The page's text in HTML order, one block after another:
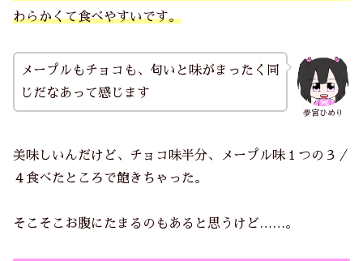
わらかくて食べやすいです。
夢宮ひめり
メープルもチョコも、匂いと味がまったく同
じだなあって感じます
美味しいんだけど、チョコ味半分、メープル味１つの３／
４食べたところで飽きちゃった。
そこそこお腹にたまるのもあると思うけど……。